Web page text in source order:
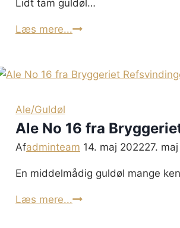
Lidt tam guldøl…
Læs mere...Mørk
Svaneke
Ale/Guldøl
Ale No 16 fra
Afadminteam 14. maj 202227.
En middelmådig guldøl mange
Læs mere...Ale